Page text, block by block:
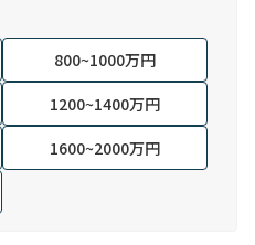
800~1000万円
1200~1400万円
1600~2000万円